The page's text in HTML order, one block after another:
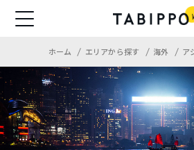
ホーム エリアから探す 海外 ア